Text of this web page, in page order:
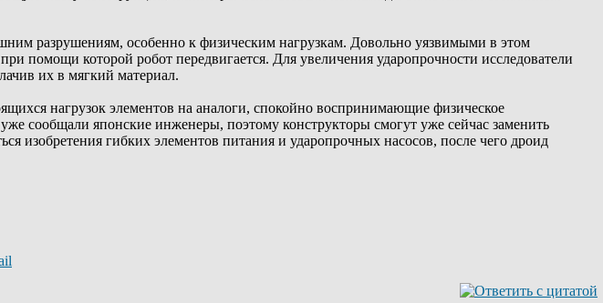
разрушениям, особенно к физическим нагрузкам. Довольно уязвимыми в этом
помощи которой робот передвигается. Для увеличения ударопрочности исследователи
их в мягкий материал.
нагрузок элементов на аналоги, спокойно воспринимающие физическое
сообщали японские инженеры, поэтому конструкторы смогут уже сейчас заменить
изобретения гибких элементов питания и ударопрочных насосов, после чего дроид